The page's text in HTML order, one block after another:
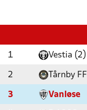
1 Vestia (2)
2 Tårnby FF
3 Vanløse